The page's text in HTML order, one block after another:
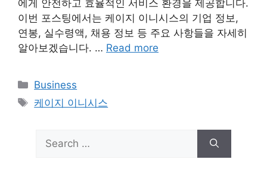
에게 안전하고 효율적인 서비스 환경을 제공합니다.
이번 포스팅에서는 케이지 이니시스의 기업 정보,
연봉, 실수령액, 채용 정보 등 주요 사항들을 자세히
알아보겠습니다. … Read more
Categories
Business
Tags
케이지 이니시스
for: